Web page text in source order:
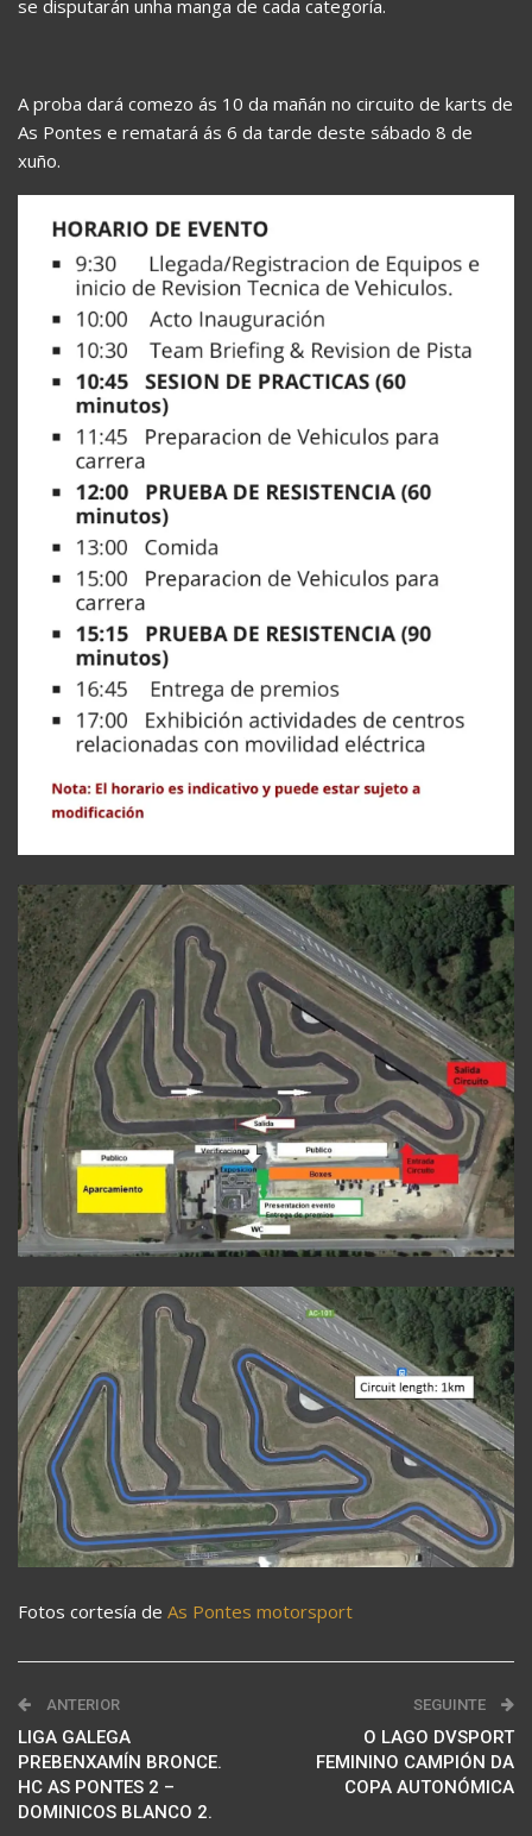
se disputarán unha manga de cada categoría.
A proba dará comezo ás 10 da mañán no circuito de karts de
As Pontes e rematará ás 6 da tarde deste sábado 8 de
xuño.
Fotos cortesía de As Pontes motorsport
ANTERIOR
LIGA GALEGA
PREBENXAMÍN BRONCE.
HC AS PONTES 2 –
DOMINICOS BLANCO 2.
SEGUINTE
O LAGO DVSPORT
FEMININO CAMPIÓN DA
COPA AUTONÓMICA